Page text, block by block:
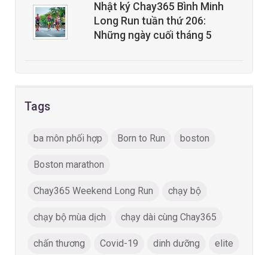
Nhật ký Chay365 Bình Minh
Long Run tuần thứ 206:
Những ngày cuối tháng 5
Tags
ba môn phối hợp Born to Run boston
Boston marathon
Chay365 Weekend Long Run chạy bộ
chạy bộ mùa dịch chạy dài cùng Chay365
chấn thương Covid-19 dinh dưỡng elite